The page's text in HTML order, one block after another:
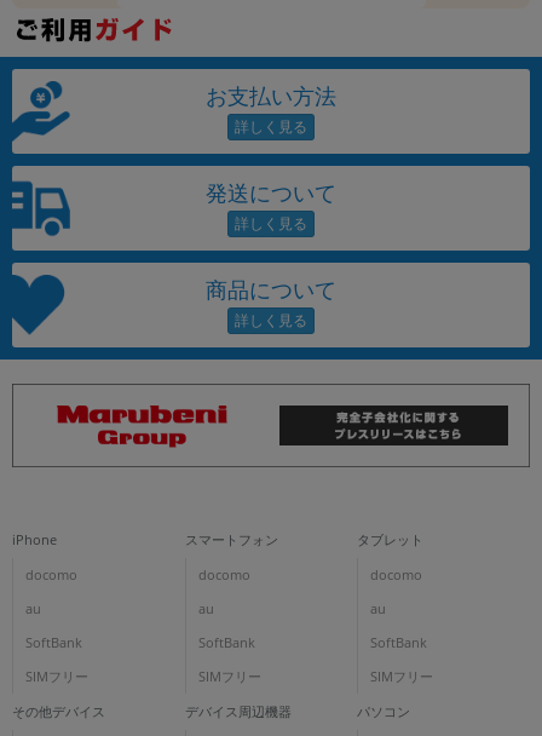
お支払い方法
発送について
商品について
iPhone
docomo
au
SoftBank
SIMフリー
スマートフォン
docomo
au
SoftBank
SIMフリー
タブレット
docomo
au
SoftBank
SIMフリー
その他デバイス デバイス周辺機器 パソコン